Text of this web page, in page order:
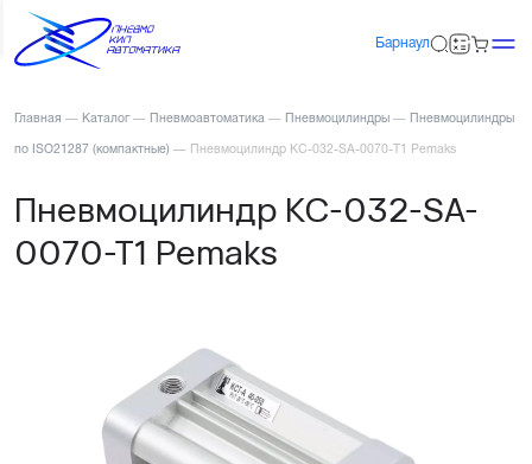
Барнаул
Главная — Каталог — Пневмоавтоматика — Пневмоцилиндры — Пневмоцилиндры
по ISO21287 (компактные) — Пневмоцилиндр KC-032-SA-0070-T1 Pemaks
Пневмоцилиндр KC-032-SA-
0070-T1 Pemaks